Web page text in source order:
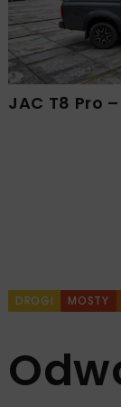
JAC T8 Pro
DROGI MOSTY